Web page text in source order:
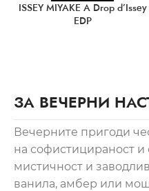
ISSEY MIYAKE A Drop d’Issey
EDP
ЗА ВЕЧЕРНИ
Вечерните пригоди
на софистицираност и
мистичност и
ванила, амбер или